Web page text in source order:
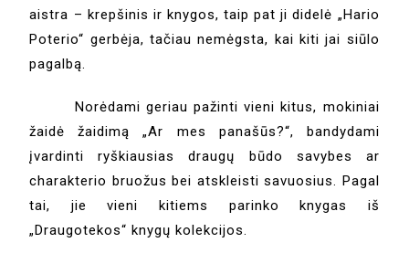
aistra – krepšinis ir knygos, taip pat ji didelė „Hario
Poterio“ gerbėja, tačiau nemėgsta, kai kiti jai siūlo
pagalbą.
Norėdami geriau pažinti vieni kitus, mokiniai
žaidė žaidimą „Ar mes panašūs?“, bandydami
įvardinti ryškiausias draugų būdo savybes ar
charakterio bruožus bei atskleisti savuosius. Pagal
tai, jie vieni kitiems parinko knygas iš
„Draugotekos“ knygų kolekcijos.